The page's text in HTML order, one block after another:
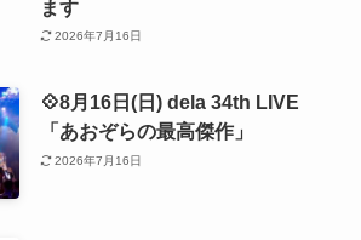
ます
2026年7月16日
💠8月16日(日) dela 34th LIVE
「あおぞらの最高傑作」
2026年7月16日